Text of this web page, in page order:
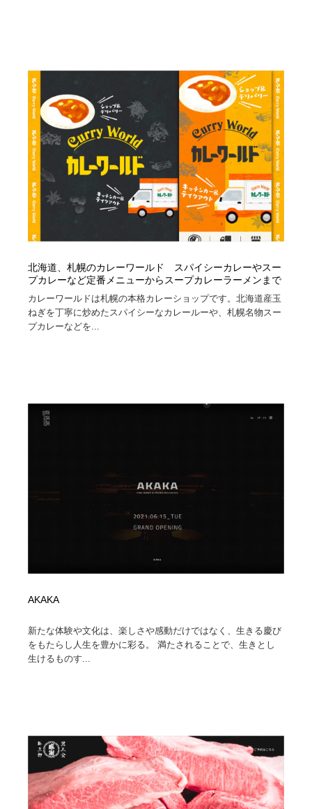
北海道、札幌のカレーワールド スパイシーカレーやスー
プカレーなど定番メニューからスープカレーラーメンまで
カレーワールドは札幌の本格カレーショップです。北海道産玉
ねぎを丁寧に炒めたスパイシーなカレールーや、札幌名物スー
プカレーなどを...
AKAKA
新たな体験や文化は、楽しさや感動だけではなく、生きる慶び
をもたらし人生を豊かに彩る。 満たされることで、生きとし
生けるものす...